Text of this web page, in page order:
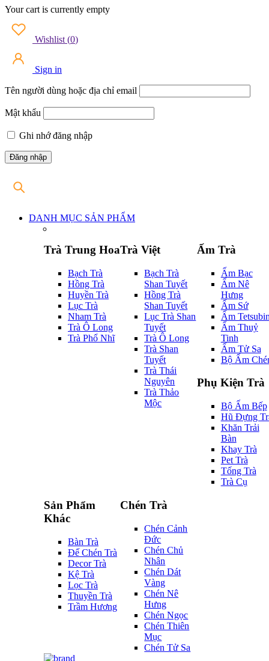
Your cart is currently empty
Wishlist (0)
Sign in
Tên người dùng hoặc địa chỉ email
Mật khẩu
Ghi nhớ đăng nhập
DANH MỤC SẢN PHẨM
Trà Trung Hoa
Bạch Trà
Hồng Trà
Huyền Trà
Lục Trà
Nham Trà
Trà Ô Long
Trà Phổ Nhĩ
Trà Việt
Bạch Trà
Shan Tuyết
Hồng Trà
Shan Tuyết
Lục Trà Shan
Tuyết
Trà Ô Long
Trà Shan
Tuyết
Trà Thái
Nguyên
Trà Thảo
Mộc
Ấm Trà
Ấm Bạc
Ấm Nê
Hưng
Ấm Sứ
Ấm
Ấm Thuỷ
Tinh
Ấm Tử Sa
Bộ Ấm
Phụ Kiện Trà
Bộ Ấm Bếp
Hũ Đựng
Khăn Trải
Bàn
Khay Trà
Pet Trà
Tống Trà
Trà Cụ
Sản Phẩm
Khác
Bàn Trà
Đế Chén Trà
Decor Trà
Kệ Trà
Lọc Trà
Thuyền Trà
Trầm Hương
Chén Trà
Chén Cảnh
Đức
Chén Chủ
Nhân
Chén Dát
Vàng
Chén Nê
Hưng
Chén Ngọc
Chén Thiên
Mục
Chén Tử Sa